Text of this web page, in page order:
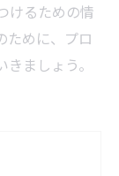
けるための情
ために、プロ
ましょう。